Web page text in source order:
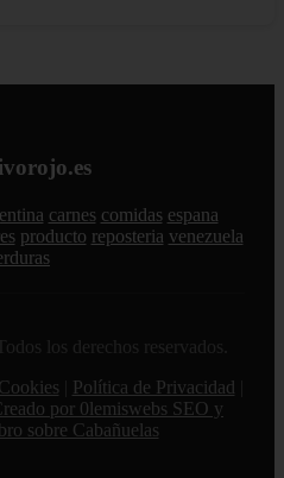
carnes comidas espana
producto reposteria venezuela
los derechos reservados.
Política de Privacidad
por 0lemiswebs SEO y
sobre Cabañuelas